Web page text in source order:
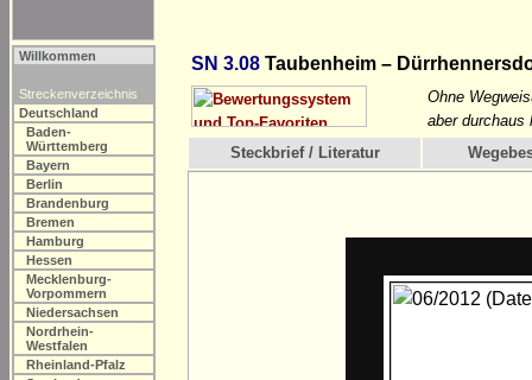
Willkommen
Streckenverzeichnis
Deutschland
Baden-
Württemberg
Bayern
Berlin
Brandenburg
Bremen
Hamburg
Hessen
Mecklenburg-
Vorpommern
Niedersachsen
Nordrhein-
Westfalen
Rheinland-Pfalz
SN 3.08 Taubenheim –
Ohne
aber durchaus
Steckbrief / Literatur